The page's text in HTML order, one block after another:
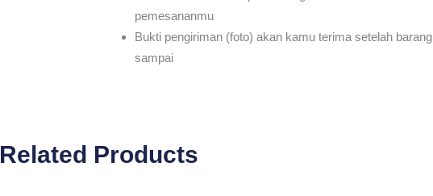
pemesananmu
Bukti pengiriman (foto) akan kamu terima setelah barang
sampai
Related Products